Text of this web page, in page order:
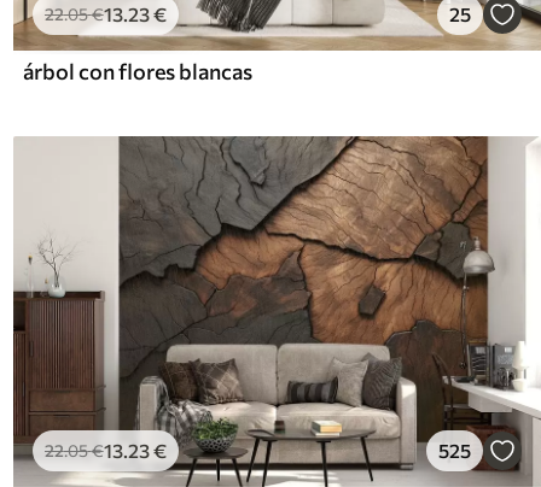
22.05€13.23€ 25
árbol con flores blancas
22.05€13.23€ 525